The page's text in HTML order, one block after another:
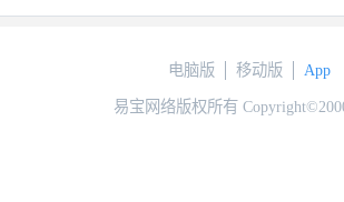
植物造景
电脑版 移动版 App
易宝网络版权所有